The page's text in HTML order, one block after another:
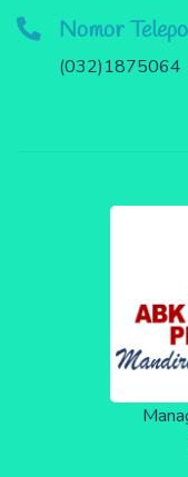
Nomor
(032)1875064